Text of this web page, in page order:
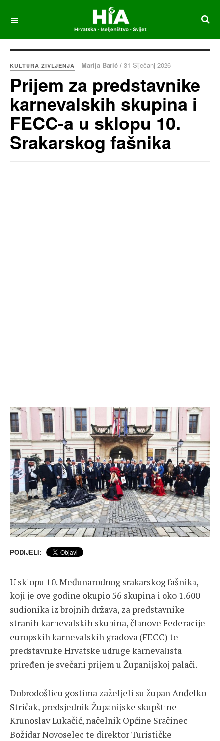
KULTURA ŽIVLJENJA Marija Barić / 31 Siječanj 2026
Prijem za predstavnike
karnevalskih skupina i
FECC-a u sklopu 10.
Srakarskog fašnika
PODIJELI:
U sklopu 10. Međunarodnog srakarskog fašnika,
koji je ove godine okupio 56 skupina i oko 1.600
sudionika iz brojnih država, za predstavnike
stranih karnevalskih skupina, članove Federacije
europskih karnevalskih gradova (FECC) te
predstavnike Hrvatske udruge karnevalista
priređen je svečani prijem u Županijskoj palači.
Dobrodošlicu gostima zaželjeli su župan Anđelko
Stričak, predsjednik Županijske skupštine
Krunoslav Lukačić, načelnik Općine Sračinec
Božidar Novoselec te direktor Turističke